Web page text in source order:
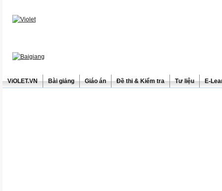
ViOLET.VN Bài giảng Giáo án Đề thi & Kiểm tra Tư liệu E-